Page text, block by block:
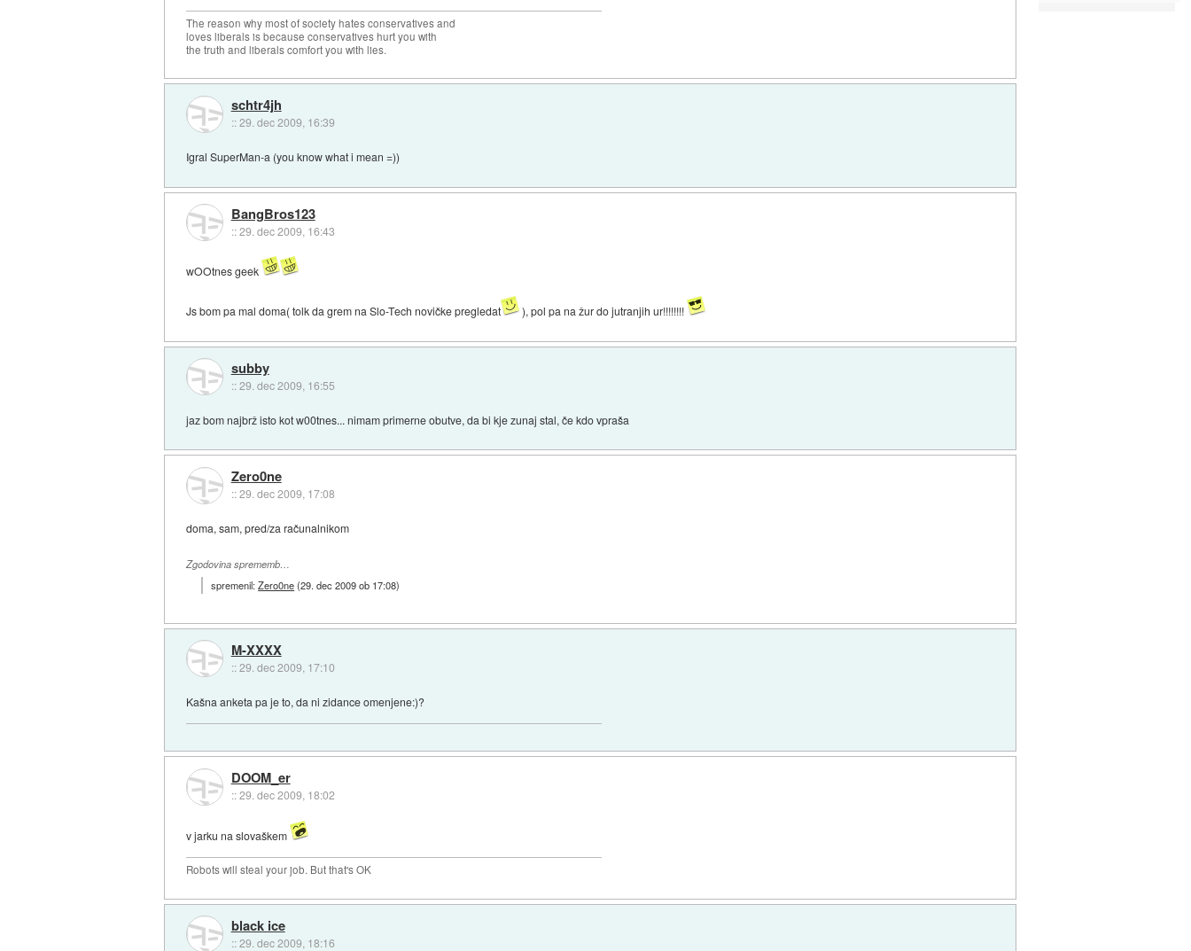
The reason why most of society hates conservatives and
loves liberals is because conservatives hurt you with
the truth and liberals comfort you with lies.
schtr4jh
::29. dec 2009, 16:39
Igral SuperMan-a (you know what i mean =))
BangBros123
::29. dec 2009, 16:43
wOOtnes geek
Js bom pa mal doma( tolk da grem na Slo-Tech novičke pregledat ), pol pa na žur do jutranjih ur!!!!!!!!
subby
::29. dec 2009, 16:55
jaz bom najbrž isto kot w00tnes... nimam primerne obutve, da bi kje zunaj stal, če kdo vpraša
Zero0ne
::29. dec 2009, 17:08
doma, sam, pred/za računalnikom
Zgodovina sprememb…
spremenil:Zero0ne(29. dec 2009 ob 17:08)
M-XXXX
::29. dec 2009, 17:10
Kašna anketa pa je to, da ni zidance omenjene:)?
DOOM_er
::29. dec 2009, 18:02
v jarku na slovaškem
Robots will steal your job. But that's OK
black ice
::29. dec 2009, 18:16